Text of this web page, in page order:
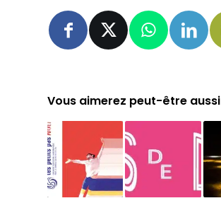
Vous aimerez peut-être aussi